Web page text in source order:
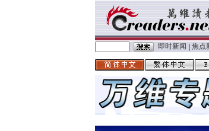
即时新闻 焦点